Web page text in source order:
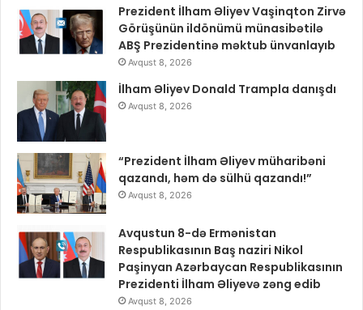
Prezident İlham Əliyev Vaşinqton Zirvə
Görüşünün ildönümü münasibətilə
ABŞ Prezidentinə məktub ünvanlayıb
Avqust 8, 2026
İlham Əliyev Donald Trampla danışdı
Avqust 8, 2026
“Prezident İlham Əliyev müharibəni
qazandı, həm də sülhü qazandı!”
Avqust 8, 2026
Avqustun 8-də Ermənistan
Respublikasının Baş naziri Nikol
Paşinyan Azərbaycan Respublikasının
Prezidenti İlham Əliyevə zəng edib
Avqust 8, 2026